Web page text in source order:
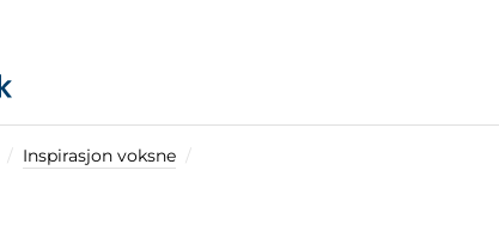
Inspirasjon voksne